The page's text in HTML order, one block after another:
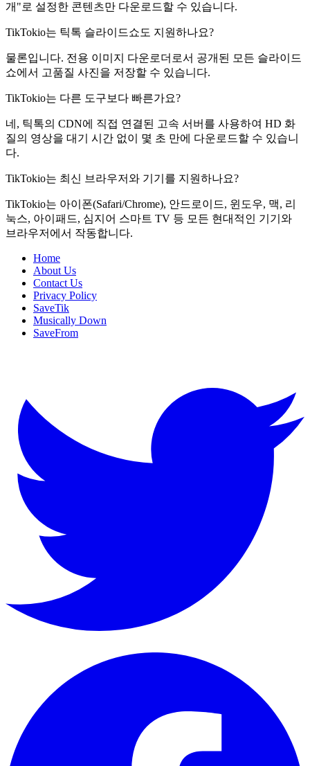
개"로 설정한 콘텐츠만 다운로드할 수 있습니다.
TikTokio는 틱톡 슬라이드쇼도 지원하나요?
물론입니다. 전용 이미지 다운로더로서 공개된 모든 슬라이드
쇼에서 고품질 사진을 저장할 수 있습니다.
TikTokio는 다른 도구보다 빠른가요?
네, 틱톡의 CDN에 직접 연결된 고속 서버를 사용하여 HD 화
질의 영상을 대기 시간 없이 몇 초 만에 다운로드할 수 있습니
다.
TikTokio는 최신 브라우저와 기기를 지원하나요?
TikTokio는 아이폰(Safari/Chrome), 안드로이드, 윈도우, 맥, 리
눅스, 아이패드, 심지어 스마트 TV 등 모든 현대적인 기기와
브라우저에서 작동합니다.
Home
About Us
Contact Us
Privacy Policy
SaveTik
Musically Down
SaveFrom